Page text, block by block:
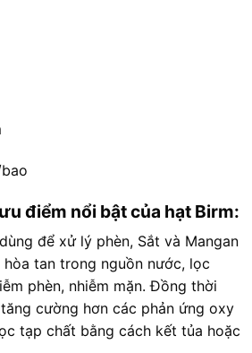
điểm nổi bật của hạt Birm:
để xử lý phèn, Sắt và Mangan
tan trong nguồn nước, lọc
phèn, nhiễm mặn. Đồng thời
cường hơn các phản ứng oxy
tạp chất bằng cách kết tủa hoặc